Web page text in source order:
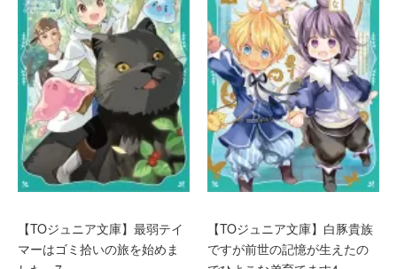
【TOジュニア文庫】最弱テイ
マーはゴミ拾いの旅を始めま
【TOジュニア文庫】白豚貴族
ですが前世の記憶が生えたの